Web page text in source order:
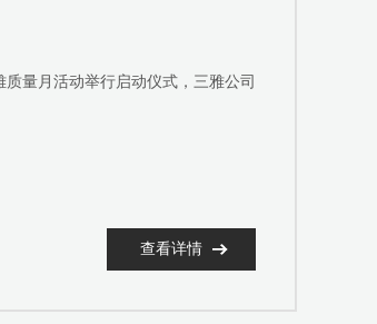
量月活动举行启动仪式，三雅公司
查看详情